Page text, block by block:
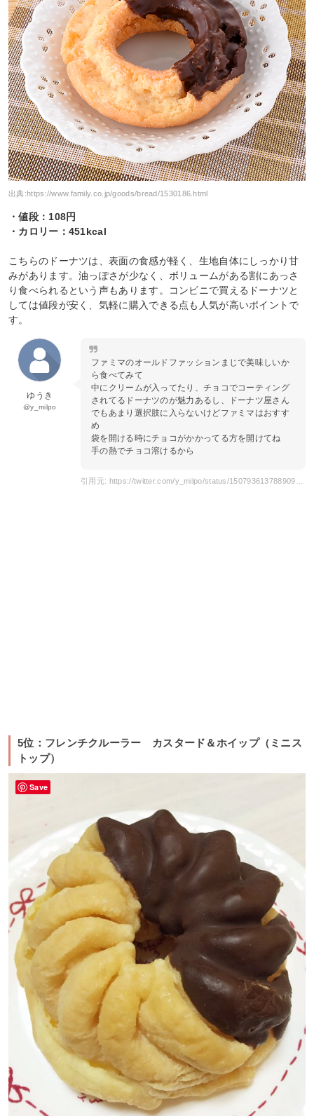
出典:https://www.family.co.jp/goods/bread/1530186.html
・値段：108円
・カロリー：451kcal
こちらのドーナツは、表面の食感が軽く、生地自体にしっかり甘
みがあります。油っぽさが少なく、ボリュームがある割にあっさ
り食べられるという声もあります。コンビニで買えるドーナツと
しては値段が安く、気軽に購入できる点も人気が高いポイントで
す。
ゆうき
@y_milpo
ファミマのオールドファッションまじで美味しいか
ら食べてみて
中にクリームが入ってたり、チョコでコーティング
されてるドーナツのが魅力あるし、ドーナツ屋さん
でもあまり選択肢に入らないけどファミマはおすす
め
袋を開ける時にチョコがかかってる方を開けてね
手の熱でチョコ溶けるから
5位：フレンチクルーラー カスタード＆ホイップ（ミニス
トップ）
Save